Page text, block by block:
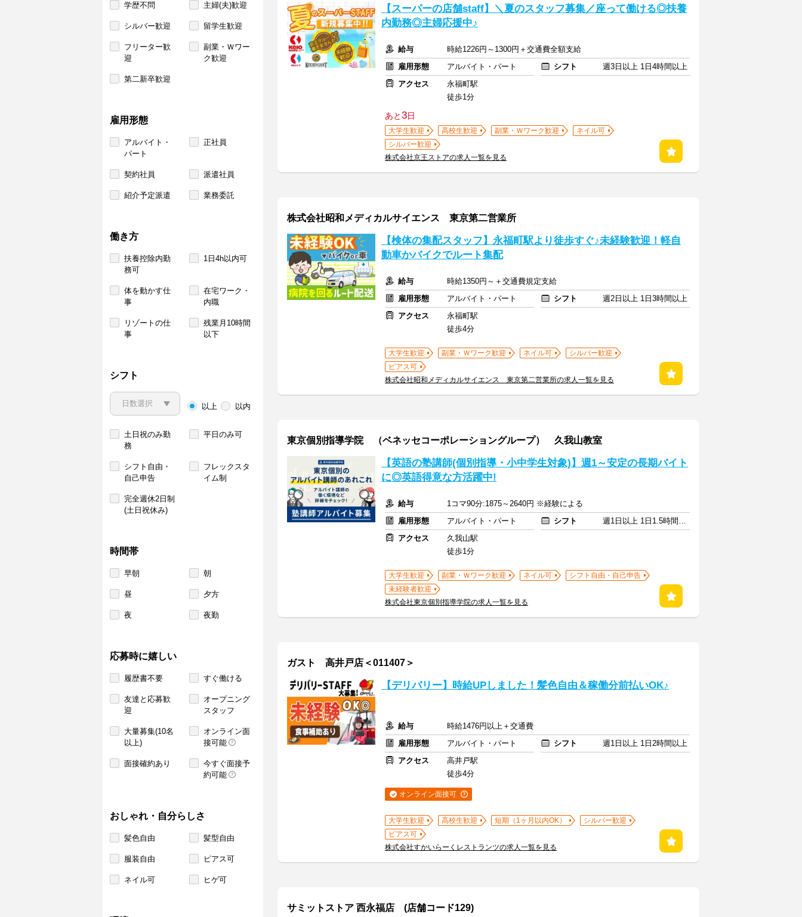
学歴不問 主婦(夫)歓迎
シルバー歓迎 留学生歓迎
フリーター歓
迎
副業・Ｗワー
ク歓迎
第二新卒歓迎
雇用形態
アルバイト・
パート
正社員
契約社員 派遣社員
紹介予定派遣 業務委託
働き方
扶養控除内勤
務可
1日4h以内可
体を動かす仕
事
在宅ワーク・
内職
リゾートの仕
事
残業月10時間
以下
シフト
以上 以内
土日祝のみ勤
務
平日のみ可
シフト自由・
自己申告
フレックスタ
イム制
完全週休2日制
(土日祝休み)
時間帯
早朝 朝
昼 夕方
夜 夜勤
応募時に嬉しい
履歴書不要 すぐ働ける
友達と応募歓
迎
オープニング
スタッフ
大量募集(10名
以上)
オンライン面
接可能
面接確約あり
今すぐ面接予
約可能
おしゃれ・自分らしさ
髪色自由 髪型自由
服装自由 ピアス可
ネイル可 ヒゲ可
【スーパーの店舗staff】＼夏のスタッフ募集／座って働ける◎扶養
内勤務◎主婦応援中♪
給与
時給1226円～1300円＋交通費全額支給
雇用形態
アルバイト・パート シフト
週3日以上 1日4時間以上
アクセス
永福町駅
徒歩1分
あと3日
大学生歓迎 高校生歓迎 副業・Ｗワーク歓迎
ネイル可
シルバー歓迎
株式会社京王ストアの求人一覧を見る
株式会社昭和メディカルサイエンス 東京第二営業所
【検体の集配スタッフ】永福町駅より徒歩すぐ♪未経験歓迎！軽自
動車かバイクでルート集配
給与
時給1350円～＋交通費規定支給
雇用形態
アルバイト・パート シフト
週2日以上 1日3時間以上
アクセス
永福町駅
徒歩4分
大学生歓迎 副業・Ｗワーク歓迎 ネイル可
シルバー歓迎
ピアス可
株式会社昭和メディカルサイエンス 東京第二営業所の求人一覧を見る
東京個別指導学院 （ベネッセコーポレーショングループ） 久我山教室
【英語の塾講師(個別指導・小中学生対象)】週1～安定の長期バイト
に◎英語得意な方活躍中!
給与
1コマ90分:1875～2640円 ※経験による
雇用形態
アルバイト・パート シフト
週1日以上 1日1.5時間以上
アクセス
久我山駅
徒歩1分
大学生歓迎 副業・Ｗワーク歓迎 ネイル可
シフト自由・自己申告
未経験者歓迎
株式会社東京個別指導学院の求人一覧を見る
ガスト 高井戸店＜011407＞
【デリバリー】時給UPしました！髪色自由＆稼働分前払いOK♪
給与
時給1476円以上＋交通費
雇用形態
アルバイト・パート シフト
週1日以上 1日2時間以上
アクセス
高井戸駅
徒歩4分
オンライン面接可
大学生歓迎 高校生歓迎 短期（1ヶ月以内OK）
シルバー歓迎
ピアス可
株式会社すかいらーくレストランツの求人一覧を見る
サミットストア 西永福店 (店舗コード129)